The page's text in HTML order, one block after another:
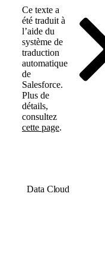
Ce texte a
été traduit à
l’aide du
système de
traduction
automatique
de
Salesforce.
Plus de
détails,
consultez
cette page.
Data Cloud